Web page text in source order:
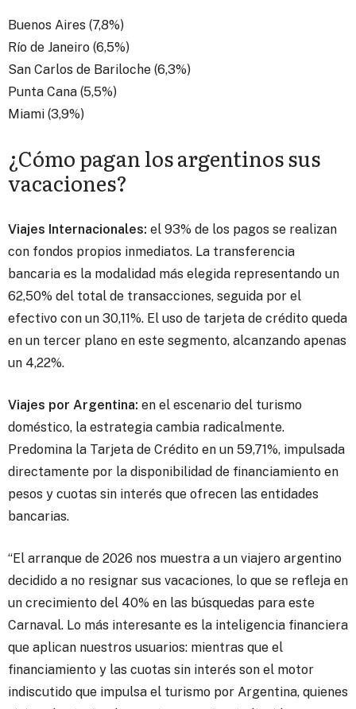
Buenos Aires (7,8%)
Río de Janeiro (6,5%)
San Carlos de Bariloche (6,3%)
Punta Cana (5,5%)
Miami (3,9%)
¿Cómo pagan los argentinos sus
vacaciones?
Viajes Internacionales: el 93% de los pagos se realizan
con fondos propios inmediatos. La transferencia
bancaria es la modalidad más elegida representando un
62,50% del total de transacciones, seguida por el
efectivo con un 30,11%. El uso de tarjeta de crédito queda
en un tercer plano en este segmento, alcanzando apenas
un 4,22%.
Viajes por Argentina: en el escenario del turismo
doméstico, la estrategia cambia radicalmente.
Predomina la Tarjeta de Crédito en un 59,71%, impulsada
directamente por la disponibilidad de financiamiento en
pesos y cuotas sin interés que ofrecen las entidades
bancarias.
“El arranque de 2026 nos muestra a un viajero argentino
decidido a no resignar sus vacaciones, lo que se refleja en
un crecimiento del 40% en las búsquedas para este
Carnaval. Lo más interesante es la inteligencia financiera
que aplican nuestros usuarios: mientras que el
financiamiento y las cuotas sin interés son el motor
indiscutido que impulsa el turismo por Argentina, quienes